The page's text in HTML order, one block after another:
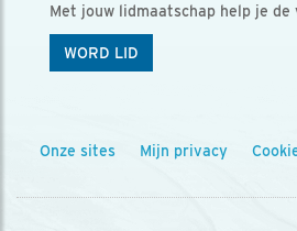
Met jouw lidmaatschap help je de
WORD LID
Onze sites Mijn privacy